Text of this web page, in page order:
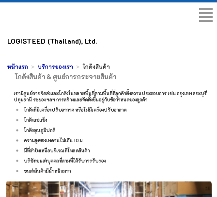
LOGISTEED (Thailand), Ltd.
หน้าแรก บริการของเรา โกดังสินค้า
โกดังสินค้า & ศูนย์การกระจายสินค้า
เรามีศูนย์การจัดส่งและโกดังในหลายพื้นที่ตามพื้นที่ที่ลูกค้าตั้งสถานประกอบการ เช่น กรุงเทพ สระบุรี
ปทุมธานี ระยอง ฯลฯ การสร้างและจัดตั้งขึ้นอยู่กับข้อกำหนดของลูกค้า
โกดังที่มีเครื่องปรับอากาศ หรือไม่มีเครื่องปรับอากาศ
โกดังแช่แข็ง
โกดังอุณภูมิปกติ
ความสูงของเพดานไม่เกิน 10 ม.
มีที่กำบังเหนือบริเวณที่โหลดสินค้า
บริษัทขนส่งบุคคลที่สามที่ได้รับการรับรอง
ขนส่งสินค้ามีน้ำหนักมาก